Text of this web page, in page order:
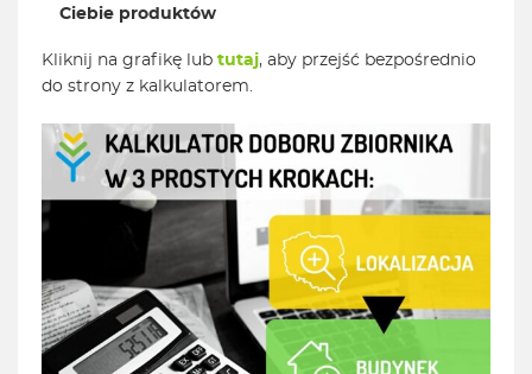
Ciebie produktów
Kliknij na grafikę lub tutaj, aby przejść bezpośrednio
do strony z kalkulatorem.